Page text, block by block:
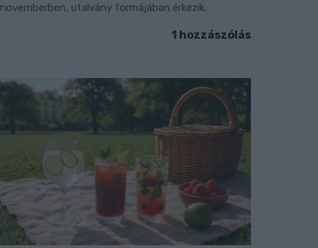
novemberben, utalvány formájában érkezik.
1 hozzászólás